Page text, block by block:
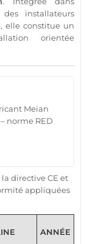
installateurs
elle constitue un
orientée
Meian
norme RED
directive CE et
appliquées
ANNÉE